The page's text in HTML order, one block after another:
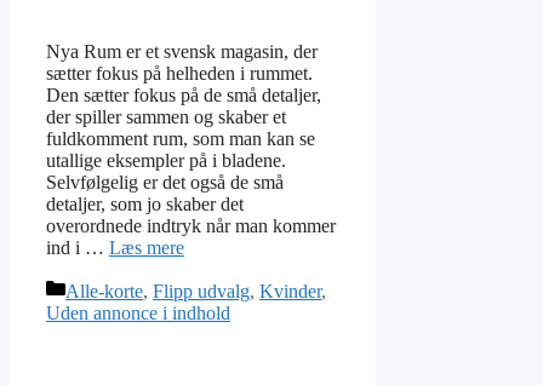
Nya Rum er et svensk magasin, der
sætter fokus på helheden i rummet.
Den sætter fokus på de små detaljer,
der spiller sammen og skaber et
fuldkomment rum, som man kan se
utallige eksempler på i bladene.
Selvfølgelig er det også de små
detaljer, som jo skaber det
overordnede indtryk når man kommer
ind i … Læs mere
Kategorier
Alle-korte, Flipp udvalg, Kvinder,
Uden annonce i indhold